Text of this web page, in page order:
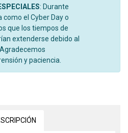
: Durante
el Cyber Day o
que los tiempos de
extenderse debido al
y paciencia.